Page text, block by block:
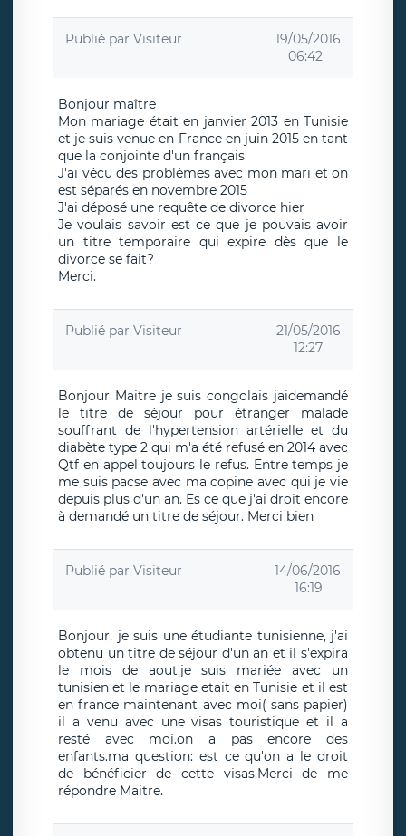
Publié par Visiteur
19/05/2016
06:42
Bonjour maître
Mon mariage était en janvier 2013 en Tunisie
et je suis venue en France en juin 2015 en tant
que la conjointe d'un français
J'ai vécu des problèmes avec mon mari et on
est séparés en novembre 2015
J'ai déposé une requête de divorce hier
Je voulais savoir est ce que je pouvais avoir
un titre temporaire qui expire dès que le
divorce se fait?
Merci.
Publié par Visiteur
21/05/2016
12:27
Bonjour Maitre je suis congolais jaidemandé
le titre de séjour pour étranger malade
souffrant de l'hypertension artérielle et du
diabète type 2 qui m'a été refusé en 2014 avec
Qtf en appel toujours le refus. Entre temps je
me suis pacse avec ma copine avec qui je vie
depuis plus d'un an. Es ce que j'ai droit encore
à demandé un titre de séjour. Merci bien
Publié par Visiteur
14/06/2016
16:19
Bonjour, je suis une étudiante tunisienne, j'ai
obtenu un titre de séjour d'un an et il s'expira
le mois de aout.je suis mariée avec un
tunisien et le mariage etait en Tunisie et il est
en france maintenant avec moi( sans papier)
il a venu avec une visas touristique et il a
resté avec moi.on a pas encore des
enfants.ma question: est ce qu'on a le droit
de bénéficier de cette visas.Merci de me
répondre Maitre.